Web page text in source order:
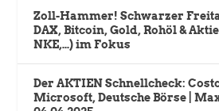
Zoll-Hammer! Schwarzer
DAX, Bitcoin, Gold, Rohöl &
NKE,…) im Fokus
Der AKTIEN Schnellcheck:
Microsoft, Deutsche Börse |